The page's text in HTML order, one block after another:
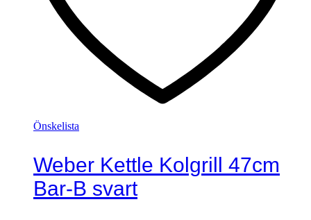
Önskelista
Weber Kettle Kolgrill 47cm
Bar-B svart